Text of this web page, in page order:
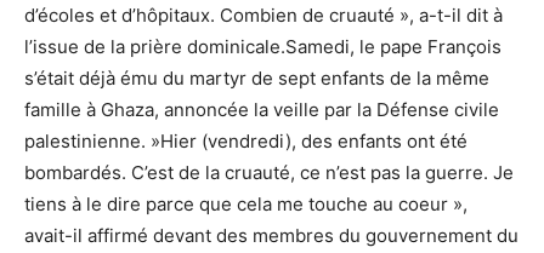
d’écoles et d’hôpitaux. Combien de cruauté », a-t-il dit à
l’issue de la prière dominicale.Samedi, le pape François
s’était déjà ému du martyr de sept enfants de la même
famille à Ghaza, annoncée la veille par la Défense civile
palestinienne. »Hier (vendredi), des enfants ont été
bombardés. C’est de la cruauté, ce n’est pas la guerre. Je
tiens à le dire parce que cela me touche au coeur »,
avait-il affirmé devant des membres du gouvernement du